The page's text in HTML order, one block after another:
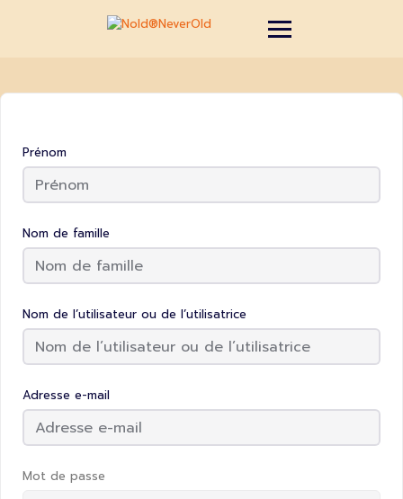
Prénom
Nom de famille
Nom de l’utilisateur ou de l’utilisatrice
Adresse e-mail
Mot de passe